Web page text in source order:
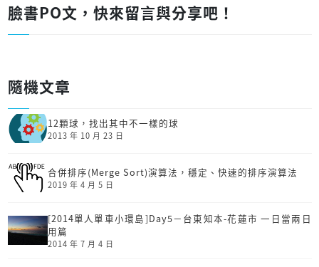
臉書PO文，快來留言與分享吧！
隨機文章
12顆球，找出其中不一樣的球
2013 年 10 月 23 日
合併排序(Merge Sort)演算法，穩定、快速的排序演算法
2019 年 4 月 5 日
[2014單人單車小環島]Day5－台東知本-花蓮市 一日當兩日
用篇
2014 年 7 月 4 日